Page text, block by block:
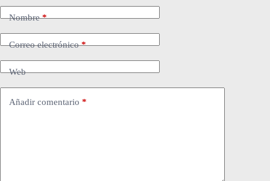
Nombre*
Correo electrónico*
Web
Añadir comentario *